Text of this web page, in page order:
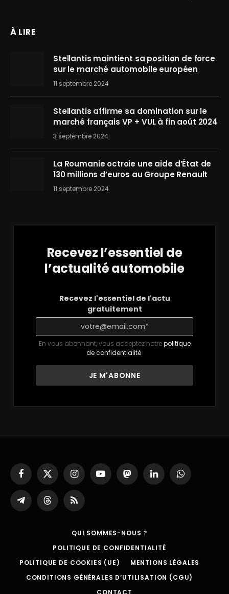
À LIRE
Stellantis maintient sa position de force
sur le marché automobile européen
11 septembre 2024
Stellantis affirme sa domination sur le
marché français VP + VUL à fin août 2024
3 septembre 2024
La Roumanie octroie une aide d’État de
130 millions d’euros au Groupe Renault
11 septembre 2024
Recevez l’essentiel de
l’actualité automobile
Recevez l'essentiel de l'actu
gratuitement
En vous abonnant, vous acceptez notrepolitique
de confidentialité.
Facebook
X
(Twitter)
InstagramYouTubeMastodonLinkedInWhatsApp
Partager
sur
ThreadsRSS
QUI SOMMES-NOUS ?
POLITIQUE DE CONFIDENTIALITÉ
POLITIQUE DE COOKIES (UE)
MENTIONS LÉGALES
CONDITIONS GÉNÉRALES D’UTILISATION (CGU)
CONTACT